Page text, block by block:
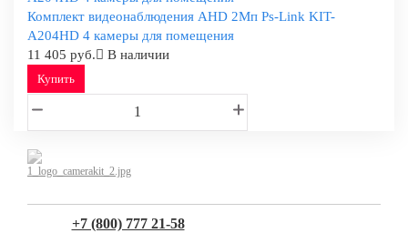
Комплект видеонаблюдения AHD 2Мп Ps-Link KIT-
A204HD 4 камеры для помещения
11 405 руб.
В наличии
Купить
+7 (800) 777 21-58